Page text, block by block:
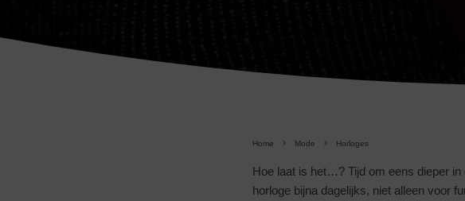
Home Mode Horloges
Hoe laat is het…? Tijd om eens dieper in
horloge bijna dagelijks, niet alleen voor